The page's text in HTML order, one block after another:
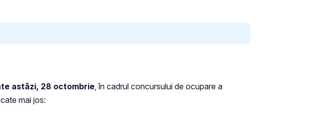
astăzi, 28 octombrie, în cadrul concursului de ocupare a
mai jos: